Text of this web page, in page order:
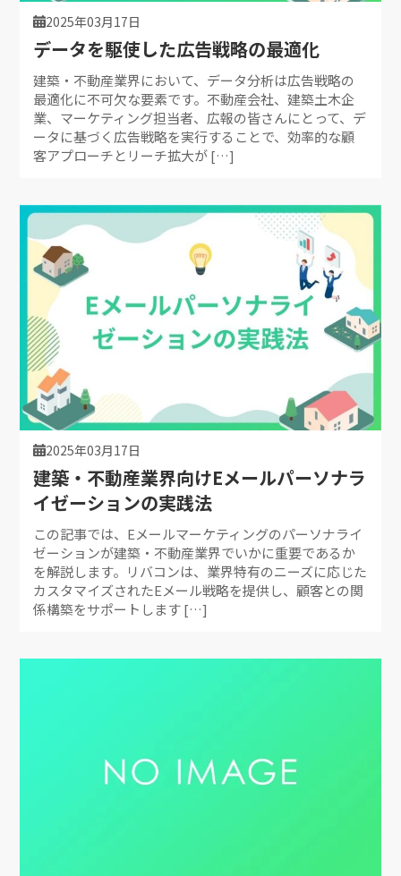
2025年03月17日
データを駆使した広告戦略の最適化
建築・不動産業界において、データ分析は広告戦略の
最適化に不可欠な要素です。不動産会社、建築土木企
業、マーケティング担当者、広報の皆さんにとって、デ
ータに基づく広告戦略を実行することで、効率的な顧
客アプローチとリーチ拡大が […]
2025年03月17日
建築・不動産業界向けEメールパーソナラ
イゼーションの実践法
この記事では、Eメールマーケティングのパーソナライ
ゼーションが建築・不動産業界でいかに重要であるか
を解説します。リバコンは、業界特有のニーズに応じた
カスタマイズされたEメール戦略を提供し、顧客との関
係構築をサポートします […]